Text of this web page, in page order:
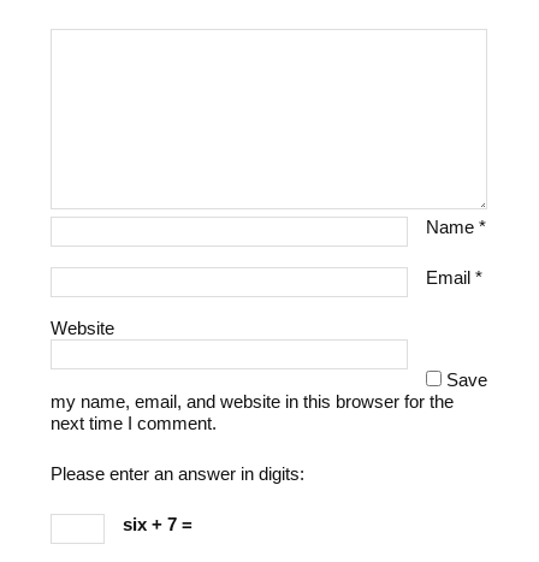
Name*
Email*
Website
Save
my name, email, and website in this browser for the
next time I comment.
Please enter an answer in digits:
six + 7 =